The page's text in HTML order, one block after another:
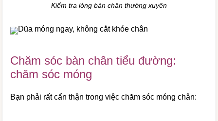
Kiểm tra lòng bàn chân thường xuyên
Chăm sóc bàn chân tiểu đường:
chăm sóc móng
Bạn phải rất cẩn thận trong việc chăm sóc móng chân: